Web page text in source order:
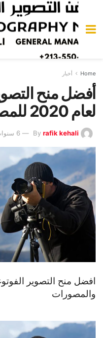
Home أخبار
أفضل منح
لعام 2020 للمصورين والمصورات
By rafik kehali 6 سنوات Ago
والمصورات